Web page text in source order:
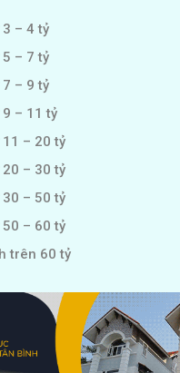
– 4 tỷ
– 7 tỷ
– 9 tỷ
– 11 tỷ
– 20 tỷ
– 30 tỷ
– 50 tỷ
– 60 tỷ
trên 60 tỷ